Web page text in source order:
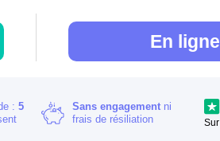
En ligne
: 5
Sans engagementni
frais de résiliation
Sur